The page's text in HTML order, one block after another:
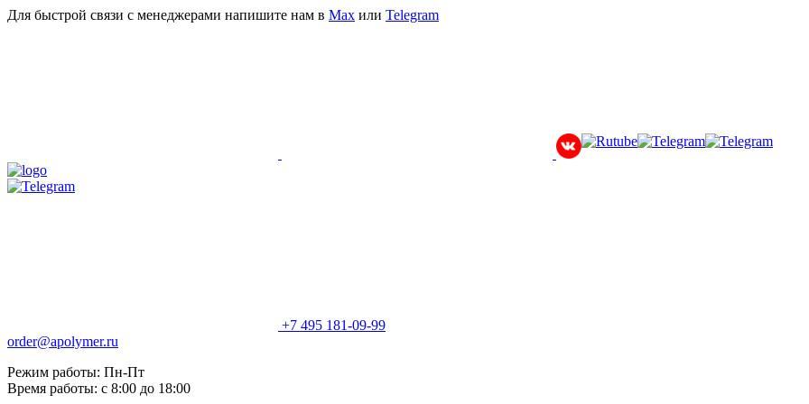
Для быстрой связи с менеджерами напишите нам в Мах или Telegram
+7 495 181-09-99
order@apolymer.ru
Режим работы: Пн-Пт
Время работы: с 8:00 до 18:00